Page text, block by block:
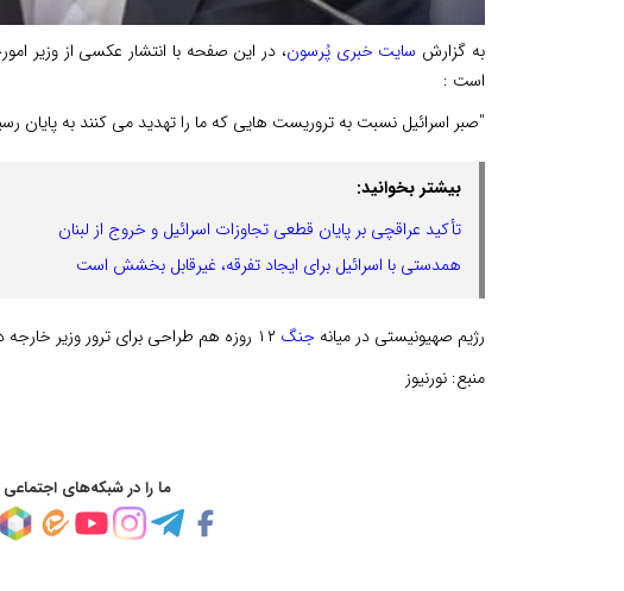
به گزارش سایت خبری پُرسون، در این صفحه با انتشار عکسی از وزیر
است :
"صبر اسرائیل نسبت به تروریست هایی که ما را تهدید می کنند به پایان
بیشتر بخوانید:
تأکید عراقچی بر پایان قطعی تجاوزات اسرائیل و خروج از لبنان
همدستی با اسرائیل برای ایجاد تفرقه، غیرقابل بخشش است
رژیم صهیونیستی در میانه جنگ
منبع: نورنیوز
ما را در شبکه‌های اجتماعی